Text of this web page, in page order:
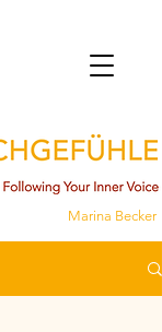
Marina Becker